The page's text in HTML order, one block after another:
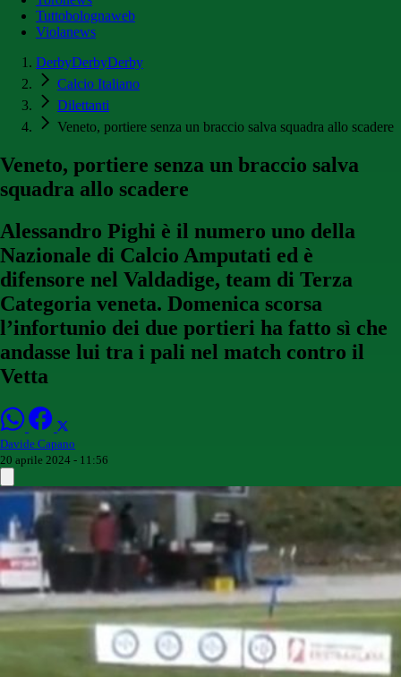
Tuttobolognaweb
Violanews
DerbyDerbyDerby
Calcio Italiano
Dilettanti
Veneto, portiere senza un braccio salva squadra allo scadere
Veneto, portiere senza un braccio salva
squadra allo scadere
Alessandro Pighi è il numero uno della
Nazionale di Calcio Amputati ed è
difensore nel Valdadige, team di Terza
Categoria veneta. Domenica scorsa
l’infortunio dei due portieri ha fatto sì che
andasse lui tra i pali nel match contro il
Vetta
Davide Capano
20 aprile 2024 - 11:56